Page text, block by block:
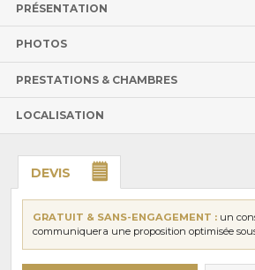
PRÉSENTATION
PHOTOS
PRESTATIONS & CHAMBRES
LOCALISATION
DEVIS
GRATUIT & SANS-ENGAGEMENT : un
communiquera une proposition optimisée